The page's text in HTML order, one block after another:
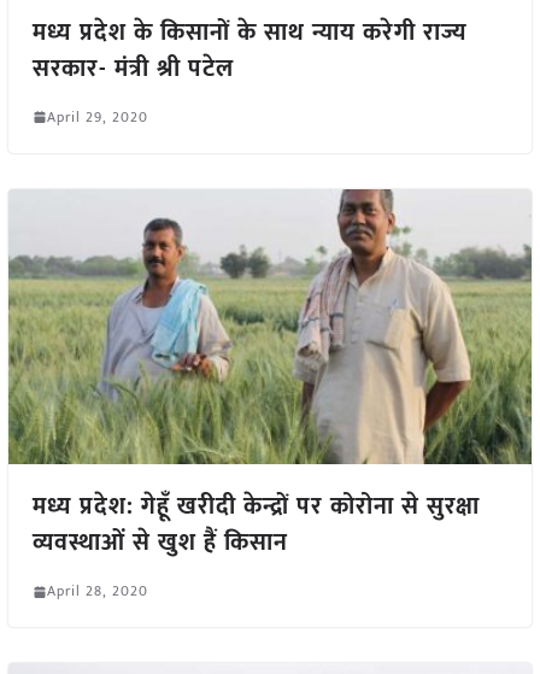
मध्य प्रदेश के किसानों के साथ न्याय करेगी राज्य
सरकार- मंत्री श्री पटेल
April 29, 2020
मध्य प्रदेश: गेहूँ खरीदी केन्द्रों पर कोरोना से सुरक्षा
व्यवस्थाओं से खुश हैं किसान
April 28, 2020